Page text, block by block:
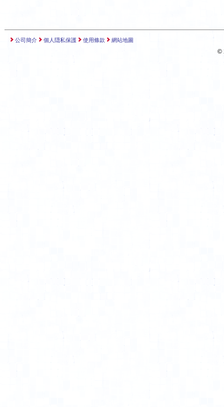
公司簡介 個人隠私保護 使用條款 網站地圖
©